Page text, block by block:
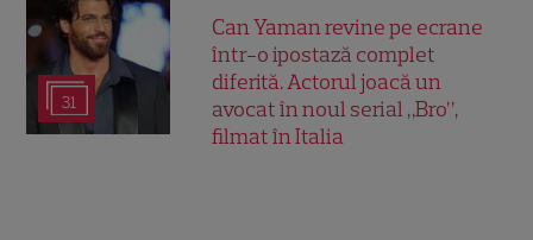
31
Can Yaman revine pe ecrane
într-o ipostază complet
diferită. Actorul joacă un
avocat în noul serial „Bro”,
filmat în Italia